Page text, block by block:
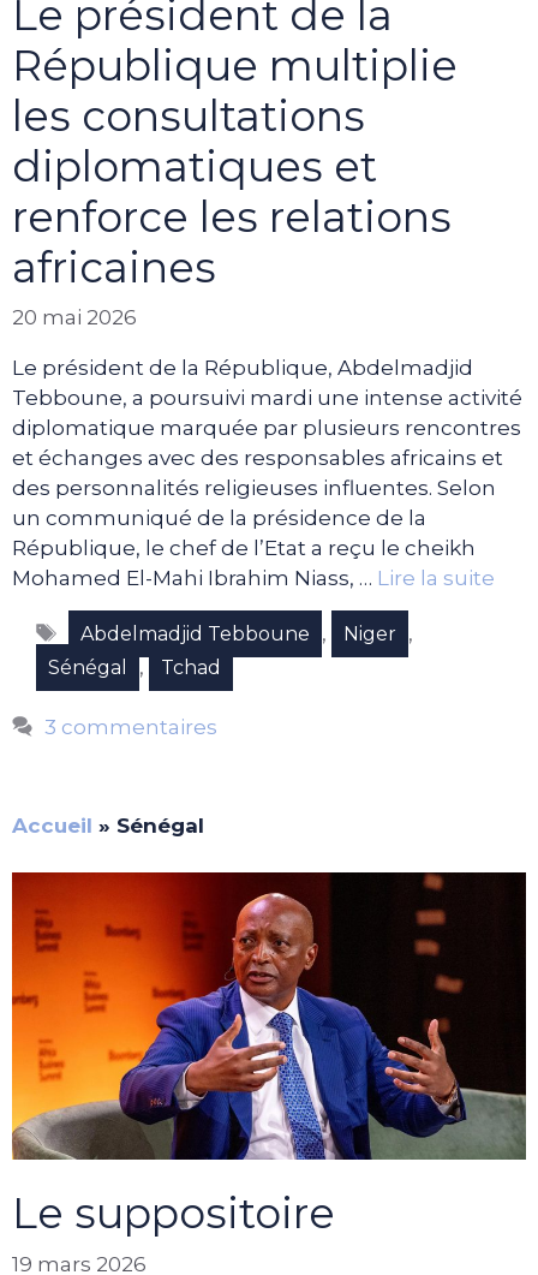
Le président de la
République multiplie
les consultations
diplomatiques et
renforce les relations
africaines
20 mai 2026
Le président de la République, Abdelmadjid
Tebboune, a poursuivi mardi une intense activité
diplomatique marquée par plusieurs rencontres
et échanges avec des responsables africains et
des personnalités religieuses influentes. Selon
un communiqué de la présidence de la
République, le chef de l’Etat a reçu le cheikh
Mohamed El-Mahi Ibrahim Niass, … Lire la suite
Étiquettes
Abdelmadjid Tebboune , Niger ,
Sénégal , Tchad
3 commentaires
Accueil » Sénégal
Le suppositoire
19 mars 2026